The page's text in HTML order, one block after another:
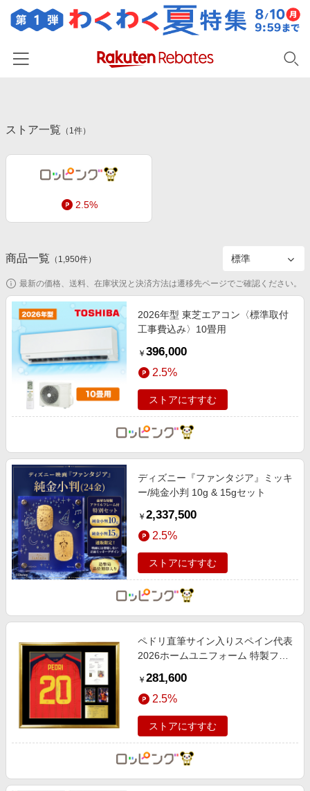
カテゴリー一覧
百貨店・総合ECモール
ファッション・インナー・小物
食品・スイーツ・お酒
家電・PC・スマホ・カメラ
エンタメ
スポーツ・アウトドア・ゴルフ
インテリア・寝具
ペット・花・DIY・車
旅行・レジャー・ホテル予約
金融・マネー・保険
デジタルコンテンツ
ビジネス・その他サービス
初回購入者限定特典
新着ストアのご紹介
電子書籍特集
楽天ペイ導入ストア
楽天サービス特集
お中元特集2026
わくわく夏特集
とことん買い物チャレンジ
Apple公式サイト×楽天カード分割払い
Qoo10メガポ
友達紹介
楽天IDでログイン/会員登録
ストア一覧 （ 1件）
2.5%
商品一覧 （ 1,950件）
最新の価格、送料、在庫状況と決済方法は遷移先ページでご確認ください。
2026年型 東芝エアコン〈標準取付
工事費込み〉10畳用
￥ 396,000
2.5%
ストアにすすむ
ディズニー『ファンタジア』ミッキ
ー/純金小判 10g & 15gセット
￥ 2,337,500
2.5%
ストアにすすむ
ペドリ直筆サイン入りスペイン代表
2026ホームユニフォーム 特製フレ
￥ 281,600
2.5%
ストアにすすむ